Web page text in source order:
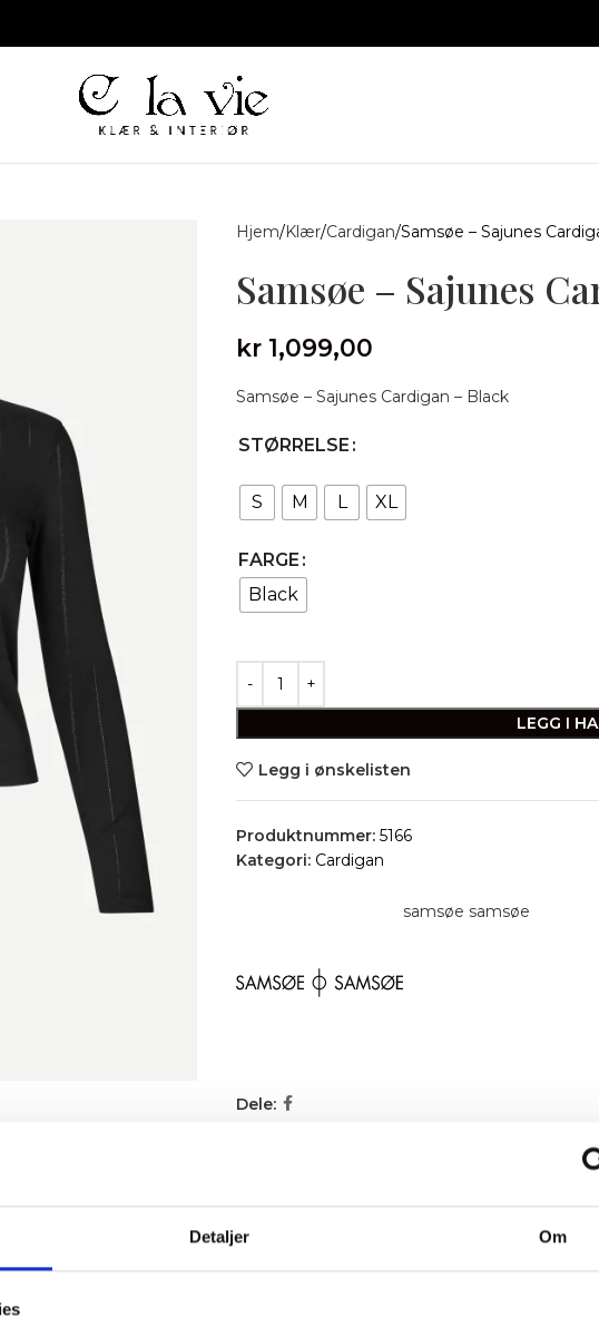
Detaljer Om
Hjem Klær Cardigan Samsøe – Sajunes
Samsøe – Sajunes
kr 1,099,00
Samsøe – Sajunes Cardigan – Black
STØRRELSE
S M L XL
FARGE
Black
LEGG I
Legg i ønskelisten
Produktnummer: 5166
Kategori: Cardigan
samsøe samsøe
Dele:
TILLEGGSINFORMASJONBRANDSHIPPING & DELIVERY